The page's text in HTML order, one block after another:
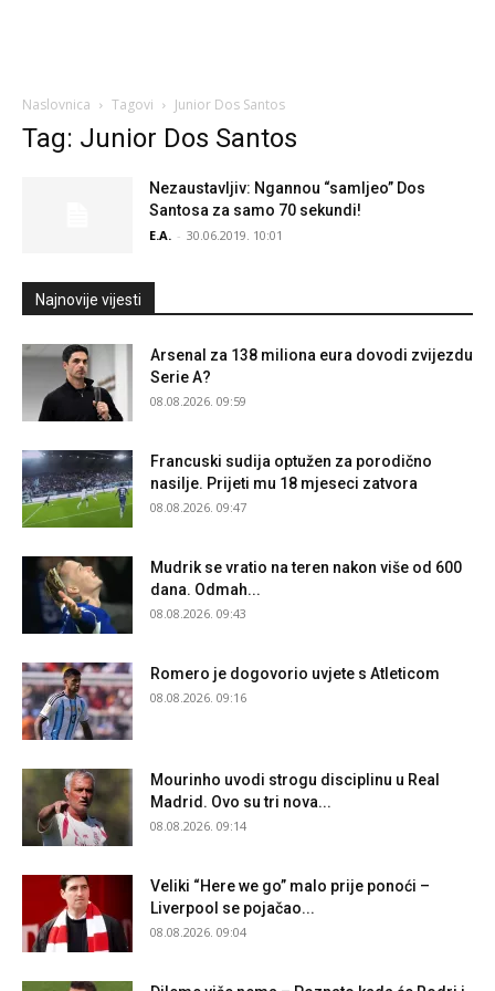
Naslovnica Tagovi Junior Dos Santos
Tag: Junior Dos Santos
Nezaustavljiv: Ngannou “samljeo” Dos
Santosa za samo 70 sekundi!
E.A. - 30.06.2019. 10:01
Najnovije vijesti
Arsenal za 138 miliona eura dovodi zvijezdu
Serie A?
08.08.2026. 09:59
Francuski sudija optužen za porodično
nasilje. Prijeti mu 18 mjeseci zatvora
08.08.2026. 09:47
Mudrik se vratio na teren nakon više od 600
dana. Odmah...
08.08.2026. 09:43
Romero je dogovorio uvjete s Atleticom
08.08.2026. 09:16
Mourinho uvodi strogu disciplinu u Real
Madrid. Ovo su tri nova...
08.08.2026. 09:14
Veliki “Here we go” malo prije ponoći –
Liverpool se pojačao...
08.08.2026. 09:04